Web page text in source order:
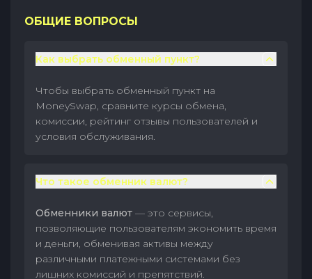
ОБЩИЕ ВОПРОСЫ
Как выбрать обменный пункт?
Чтобы выбрать обменный пункт на
MoneySwap, сравните курсы обмена,
комиссии, рейтинг отзывы пользователей и
условия обслуживания.
Что такое обменник валют?
Обменники валют — это сервисы,
позволяющие пользователям экономить время
и деньги, обменивая активы между
различными платежными системами без
лишних комиссий и препятствий.